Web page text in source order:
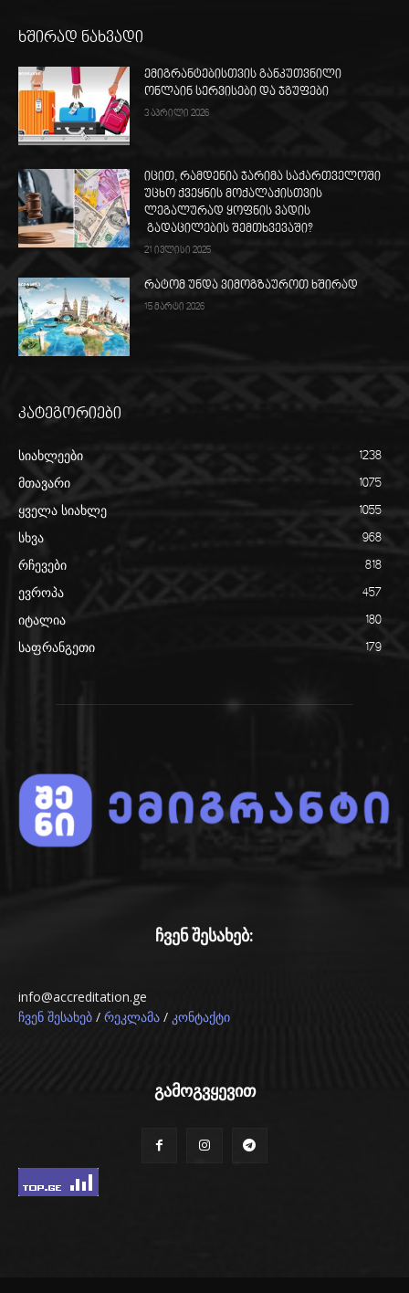
ხშირად ნახვადი
ემიგრანტებისთვის განკუთვნილი
ონლაინ სერვისები და ჯგუფები
3 აპრილი 2026
იცით, რამდენია ჯარიმა საქართველოში
უცხო ქვეყნის მოქალაქისთვის
ლეგალურად ყოფნის ვადის
გადაცილების შემთხვევაში?
21 ივლისი 2025
რატომ უნდა ვიმოგზაუროთ ხშირად
15 მარტი 2026
კატეგორიები
სიახლეები 1238
მთავარი 1075
ყველა სიახლე 1055
სხვა 968
რჩევები 818
ევროპა 457
იტალია 180
საფრანგეთი 179
ჩვენ შესახებ:
info@accreditation.ge
ჩვენ შესახებ / რეკლამა / კონტაქტი
გამოგვყევით